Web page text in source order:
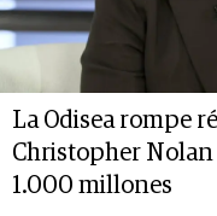
La Odisea rompe
Christopher Nolan
1.000 millones